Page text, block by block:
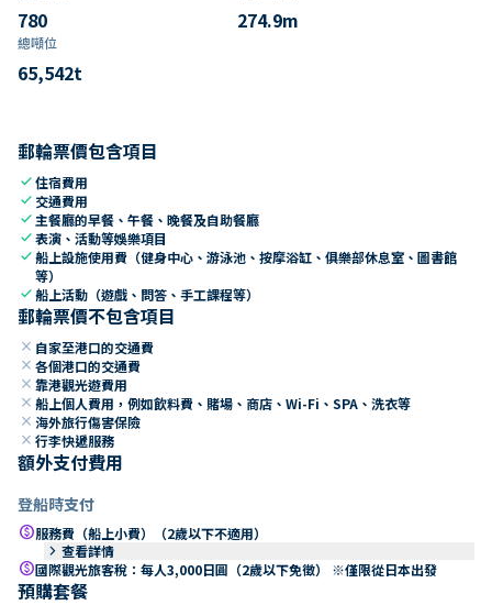
780 274.9m
總噸位
65,542t
郵輪票價包含項目
check住宿費用
check 交通費用
check 主餐廳的早餐、午餐、晚餐及自助餐廳
check表演、活動等娛樂項目
check船上設施使用費（健身中心、游泳池、按摩浴缸、俱樂部休息室、圖書館
等）
check船上活動（遊戲、問答、手工課程等）
郵輪票價不包含項目
close 自家至港口的交通費
close 各個港口的交通費
close 靠港觀光遊費用
close 船上個人費用，例如飲料費、賭場、商店、Wi-Fi、SPA、洗衣等
close 海外旅行傷害保險
close 行李快遞服務
額外支付費用
登船時支付
paid服務費（船上小費）（2歲以下不適用）
keyboard_arrow_right 查看詳情
paid國際觀光旅客稅：每人3,000日圓（2歲以下免徵） ※僅限從日本出發
預購套餐